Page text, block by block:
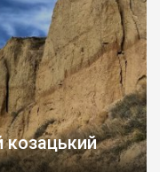
козацький